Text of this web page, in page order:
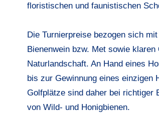
floristischen und faunistischen
Die Turnierpreise bezogen sich
Bienenwein bzw. Met sowie
Naturlandschaft. An Hand eines
bis zur Gewinnung eines einzigen
Golfplätze sind daher bei richtiger
von Wild- und Honigbienen.